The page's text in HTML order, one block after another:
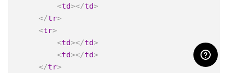
<td></td>
</tr>
<tr>
<td></td>
<td></td>
</tr>